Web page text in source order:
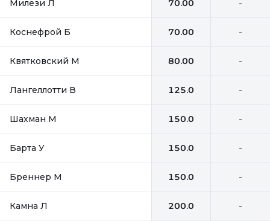
Милези Л 70.00 -
Коснефрой Б 70.00 -
Квятковский М 80.00 -
Лангеллотти В 125.0 -
Шахман М 150.0 -
Барта У 150.0 -
Бреннер М 150.0 -
Камна Л 200.0 -